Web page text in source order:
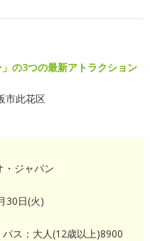
」の3つの最新アトラクション
市此花区
・ジャパン
30日(火)
ス：大人(12歳以上)8900